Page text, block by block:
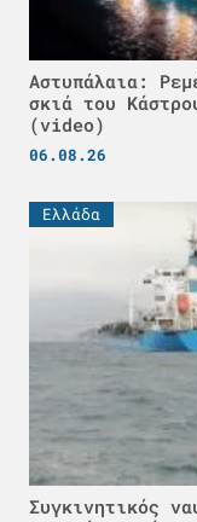
Αστυπάλαια:
σκιά του
(video)
06.08.26
Ελλάδα
Συγκινητικός